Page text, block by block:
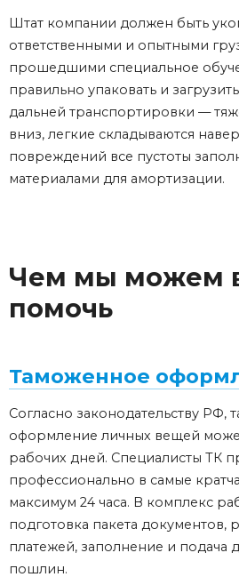
Штат компании должен быть
ответственными и опытными
прошедшими специальное
правильно упаковать и
дальней транспортировки —
вниз, легкие складываются
повреждений все пустоты
материалами для амортизации.
Чем мы можем
помочь
Таможенное
Согласно законодательству РФ,
оформление личных вещей
рабочих дней. Специалисты ТК
профессионально в самые
максимум 24 часа. В комплекс
подготовка пакета документов,
платежей, заполнение и подача
пошлин.